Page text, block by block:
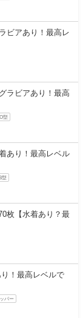
ビアあり！最高レ
ラビアあり！最高
型
あり！最高レベル
型
枚【水着あり？最
！最高レベルで
パー